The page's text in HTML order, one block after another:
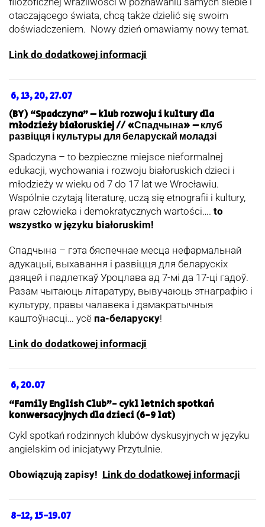
otaczającego świata, chcą także dzielić się swoim
doświadczeniem. Nowy dzień omawiamy nowy temat.
Link do dodatkowej informacji
6, 13, 20, 27.07
(BY) “Spadczyna” – klub rozwoju i kultury dla
młodzieży białoruskiej // «Спадчына» – клуб
развіцця і культуры для беларускай моладзі
Spadczyna – to bezpieczne miejsce nieformalnej
edukacji, wychowania i rozwoju białoruskich dzieci i
młodzieży w wieku od 7 do 17 lat we Wrocławiu.
Wspólnie czytają literaturę, uczą się etnografii i kultury,
praw człowieka i demokratycznych wartości…. to
wszystko w języku białoruskim!
Спадчына – гэта бяспечнае месца нефармальнай
адукацыі, выхавання і развіцця для беларускіх
дзяцей і падлеткаў Уроцлава ад 7-мі да 17-ці гадоў.
Разам чытаюць літаратуру, вывучаюць этнаграфію і
культуру, правы чалавека і дэмакратычныя
каштоўнасці… усё па-беларуску!
Link do dodatkowej informacji
6, 20.07
“Family English Club”- cykl letnich spotkań
konwersacyjnych dla dzieci (6-9 lat)
Cykl spotkań rodzinnych klubów dyskusyjnych w języku
angielskim od inicjatywy Przytulnie.
Obowiązują zapisy! Link do dodatkowej informacji
8-12, 15-19.07